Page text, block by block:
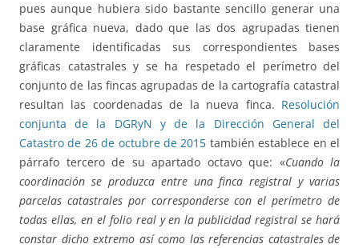
pues aunque hubiera sido bastante sencillo generar una
base gráfica nueva, dado que las dos agrupadas tienen
claramente identificadas sus correspondientes bases
gráficas catastrales y se ha respetado el perímetro del
conjunto de las fincas agrupadas de la cartografía catastral
resultan las coordenadas de la nueva finca. Resolución
conjunta de la DGRyN y de la Dirección General del
Catastro de 26 de octubre de 2015 también establece en el
párrafo tercero de su apartado octavo que: «Cuando la
coordinación se produzca entre una finca registral y varias
parcelas catastrales por corresponderse con el perímetro de
todas ellas, en el folio real y en la publicidad registral se hará
constar dicho extremo así como las referencias catastrales de